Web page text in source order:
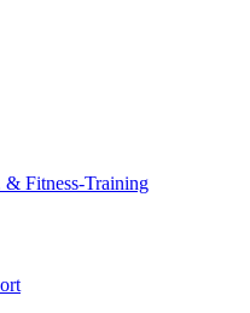
& Fitness-Training